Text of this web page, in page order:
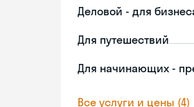
Деловой - для
Для путешествий
Для начинающих -
Все услуги и цены (4)